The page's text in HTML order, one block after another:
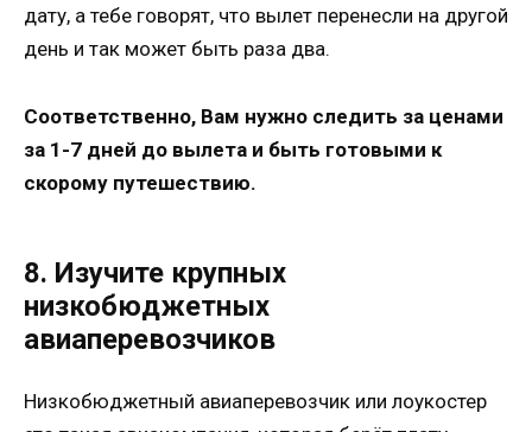
дату, а тебе говорят, что вылет перенесли на другой
день и так может быть раза два.
Соответственно, Вам нужно следить за ценами
за 1-7 дней до вылета и быть готовыми к
скорому путешествию.
8. Изучите крупных
низкобюджетных
авиаперевозчиков
Низкобюджетный авиаперевозчик или лоукостер